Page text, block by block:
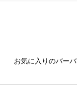
お気に入りのバー